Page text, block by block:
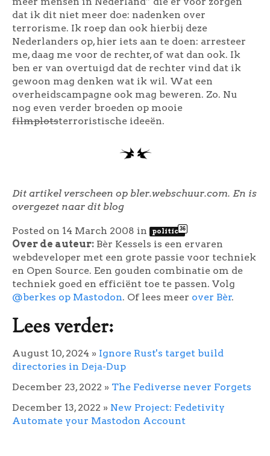
dat ik dit niet meer doe: nadenken over
terrorisme. Ik roep dan ook hierbij deze
Nederlanders op, hier iets aan te doen: arresteer
me, daag me voor de rechter, of wat dan ook. Ik
ben er van overtuigd dat de rechter vind dat ik
gewoon mag denken wat ik wil. Wat een
overheidscampagne ook mag beweren. Zo. Nu
nog even verder broeden op mooie
filmplotsterroristische ideeën.
Dit artikel verscheen op bler.webschuur.com. En is
overgezet naar dit blog
Posted on 14 March 2008 in politics36
Over de auteur: Bèr Kessels is een ervaren
webdeveloper met een grote passie voor techniek
en Open Source. Een gouden combinatie om de
techniek goed en efficiënt toe te passen. Volg
@berkes op Mastodon. Of lees meer over Bèr.
Lees verder:
August 10, 2024 » Ignore Rust's target build
directories in Deja-Dup
December 23, 2022 » The Fediverse never Forgets
December 13, 2022 » New Project: Fedetivity
Automate your Mastodon Account